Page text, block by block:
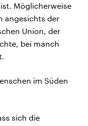
Möglicherweise
angesichts der
Union, der
bei manch
im Süden
sich die